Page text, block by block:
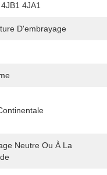
4JA1
D'embrayage
Neutre Ou À La